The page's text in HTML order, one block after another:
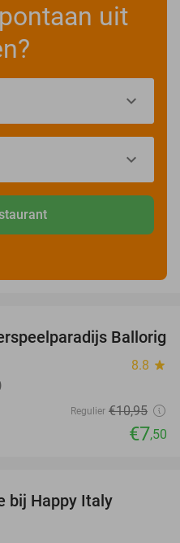
uit
32%
Ballorig
8.8 star
Regulier €10,95
€7,50
bij Happy Italy